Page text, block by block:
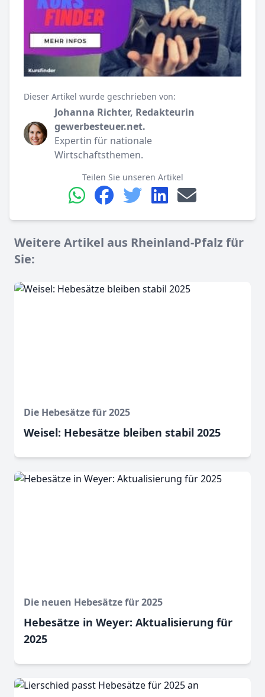
Dieser Artikel wurde geschrieben von:
Johanna Richter, Redakteurin
gewerbesteuer.net.
Expertin für nationale
Wirtschaftsthemen.
Teilen Sie unseren Artikel
Weitere Artikel aus Rheinland-Pfalz für
Sie:
Die Hebesätze für 2025
Weisel: Hebesätze bleiben stabil 2025
Die neuen Hebesätze für 2025
Hebesätze in Weyer: Aktualisierung für
2025